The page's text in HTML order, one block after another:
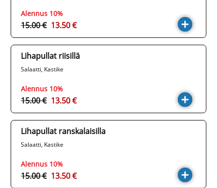
Alennus 10%
15.00 € 13.50 €
Lihapullat riisillä
Salaatti, Kastike
Alennus 10%
15.00 € 13.50 €
Lihapullat ranskalaisilla
Salaatti, Kastike
Alennus 10%
15.00 € 13.50 €